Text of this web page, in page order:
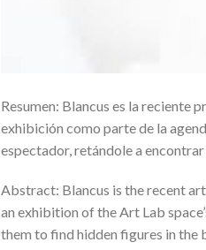
Resumen: Blancus es la reciente
exhibición como parte de la
espectador, retándole a
Abstract: Blancus is the recent
an exhibition of the Art Lab
them to find hidden figures in